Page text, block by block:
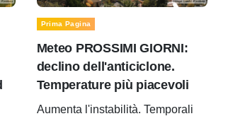
Prima Pagina
Meteo PROSSIMI GIORNI:
declino dell'anticiclone.
Temperature più piacevoli
Aumenta l'instabilità. Temporali